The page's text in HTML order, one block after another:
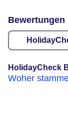
Bewertungen
HolidayCheck
Woher